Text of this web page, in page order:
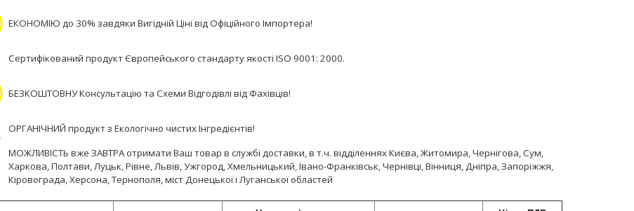
ЕКОНОМІЮ до 30% завдяки Вигідній Ціні від Офіційного Імпортера!
Сертифікований продукт Європейського стандарту якості ISO 9001: 2000.
БЕЗКОШТОВНУ Консультацію та Схеми Відгодівлі від Фахівців!
ОРГАНІЧНИЙ продукт з Екологічно чистих Інгредієнтів!
МОЖЛИВІСТЬ вже ЗАВТРА отримати Ваш товар в службі доставки, в т.ч. відділеннях Києва, Житомира, Чернігова, Сум,
Харкова, Полтави, Луцьк, Рівне, Львів, Ужгород, Хмельницький, Івано-Франківськ, Чернівці, Вінниця, Дніпра, Запоріжжя,
Кіровограда, Херсона, Тернополя, міст Донецької і Луганської областей